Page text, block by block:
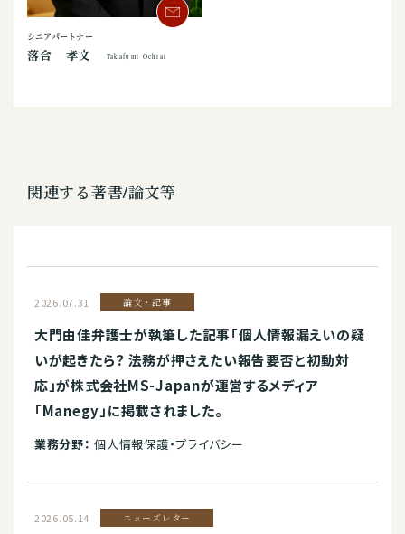
シニアパートナー
落合 孝文 Takafumi Ochiai
関連する著書/論文等
2026.07.31 論文・記事
大門由佳弁護士が執筆した記事「個人情報漏えいの疑
いが起きたら？ 法務が押さえたい報告要否と初動対
応」が株式会社MS-Japanが運営するメディア
「Manegy」に掲載されました。
業務分野： 個人情報保護・プライバシー
2026.05.14 ニューズレター